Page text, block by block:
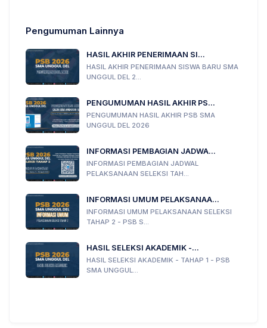
Pengumuman Lainnya
HASIL AKHIR PENERIMAAN SI...
HASIL AKHIR PENERIMAAN SISWA BARU SMA
UNGGUL DEL 2...
PENGUMUMAN HASIL AKHIR PS...
PENGUMUMAN HASIL AKHIR PSB SMA
UNGGUL DEL 2026
INFORMASI PEMBAGIAN JADWA...
INFORMASI PEMBAGIAN JADWAL
PELAKSANAAN SELEKSI TAH...
INFORMASI UMUM PELAKSANAA...
INFORMASI UMUM PELAKSANAAN SELEKSI
TAHAP 2 - PSB S...
HASIL SELEKSI AKADEMIK -...
HASIL SELEKSI AKADEMIK - TAHAP 1 - PSB
SMA UNGGUL...